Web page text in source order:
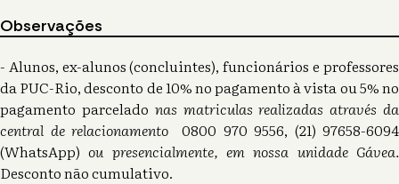
Observações
- Alunos, ex-alunos (concluintes), funcionários e professores
da PUC-Rio, desconto de 10% no pagamento à vista ou 5% no
pagamento parcelado nas matriculas realizadas através da
central de relacionamento 0800 970 9556, (21) 97658-6094
(WhatsApp)ou presencialmente, em nossa unidade Gávea.
Desconto não cumulativo.